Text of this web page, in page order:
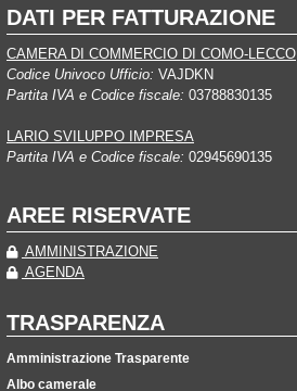
DATI PER FATTURAZIONE
CAMERA DI COMMERCIO DI COMO-LECCO
Codice Univoco Ufficio: VAJDKN
Partita IVA e Codice fiscale: 03788830135
LARIO SVILUPPO IMPRESA
Partita IVA e Codice fiscale: 02945690135
AREE RISERVATE
AMMINISTRAZIONE
AGENDA
TRASPARENZA
Amministrazione Trasparente
Albo camerale